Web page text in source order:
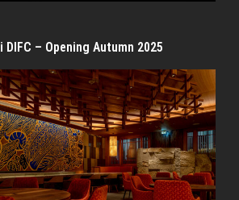
DIFC – Opening Autumn 2025